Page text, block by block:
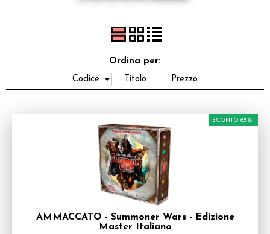
Giocattoli e Gadget
Ordina per:
AMMACCATO - Summoner Wars - Edizione
Master Italiano
SCONTO 65%